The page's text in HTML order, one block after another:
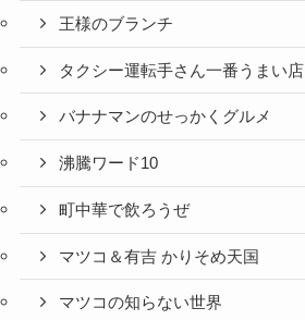
王様のブランチ
タクシー運転手さん一番うまい
バナナマンのせっかくグルメ
沸騰ワード10
町中華で飲ろうぜ
マツコ＆有吉 かりそめ天国
マツコの知らない世界